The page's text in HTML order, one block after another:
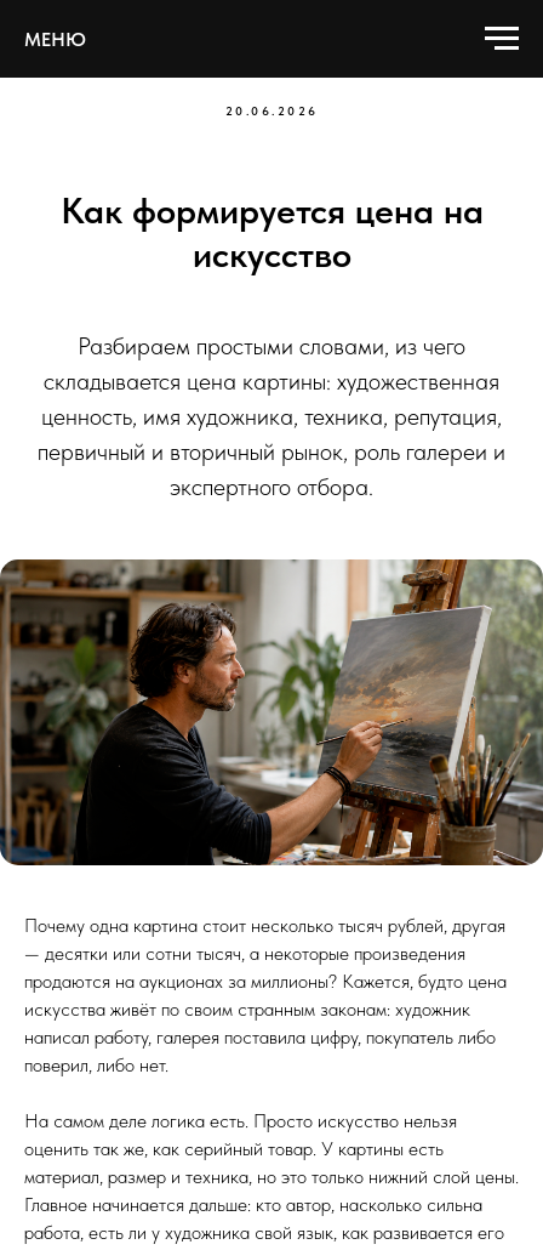
МЕНЮ
20.06.2026
Как формируется цена на
искусство
Разбираем простыми словами, из чего
складывается цена картины: художественная
ценность, имя художника, техника, репутация,
первичный и вторичный рынок, роль галереи и
экспертного отбора.
Почему одна картина стоит несколько тысяч рублей, другая
— десятки или сотни тысяч, а некоторые произведения
продаются на аукционах за миллионы? Кажется, будто цена
искусства живёт по своим странным законам: художник
написал работу, галерея поставила цифру, покупатель либо
поверил, либо нет.
На самом деле логика есть. Просто искусство нельзя
оценить так же, как серийный товар. У картины есть
материал, размер и техника, но это только нижний слой цены.
Главное начинается дальше: кто автор, насколько сильна
работа, есть ли у художника свой язык, как развивается его